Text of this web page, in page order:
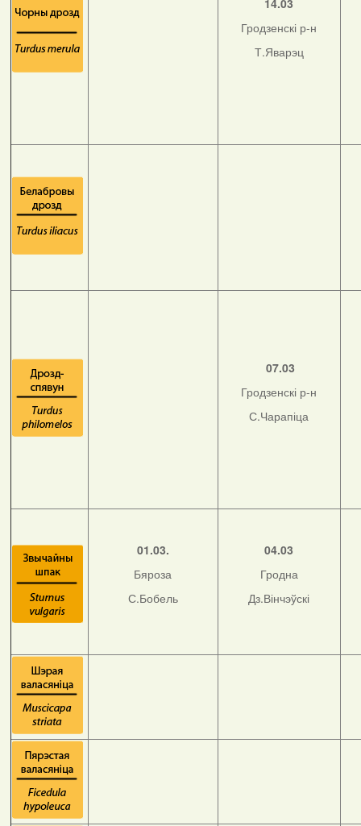
14.03
Гродзенскі р-н
Т.Яварэц
07.03
Гродзенскі р-н
С.Чарапіца
01.03.
Бяроза
С.Бобель
04.03
Гродна
Дз.Вінчэўскі